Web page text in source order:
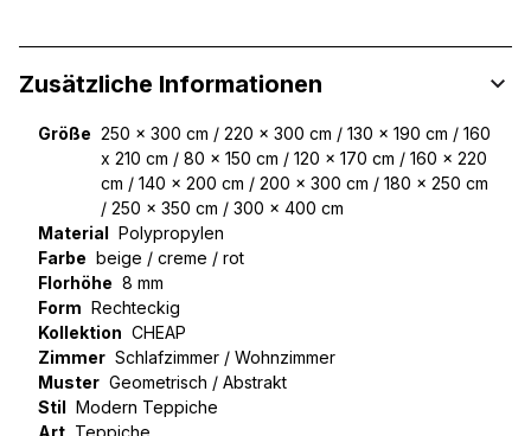
Zusätzliche Informationen
Größe 250 x 300 cm / 220 x 300 cm / 130 x 190 cm / 160
x 210 cm / 80 x 150 cm / 120 x 170 cm / 160 x 220
cm / 140 x 200 cm / 200 x 300 cm / 180 x 250 cm
/ 250 x 350 cm / 300 x 400 cm
Material Polypropylen
Farbe beige / creme / rot
Florhöhe 8 mm
Form Rechteckig
Kollektion CHEAP
Zimmer Schlafzimmer / Wohnzimmer
Muster Geometrisch / Abstrakt
Stil Modern Teppiche